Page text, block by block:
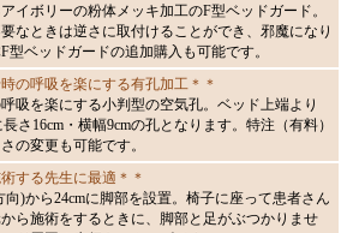
イボリーの粉体メッキ加工のF型ベッドガード。
なときは逆さに取付けることができ、邪魔になり
型ベッドガードの追加購入も可能です。
の呼吸を楽にする有孔加工＊＊
吸を楽にする小判型の空気孔。ベッド上端より
さ16cm・横幅9cmの孔となります。特注（有料）
の変更も可能です。
する先生に最適＊＊
向)から24cmに脚部を設置。椅子に座って患者さん
ら施術をするときに、脚部と足がぶつかりませ